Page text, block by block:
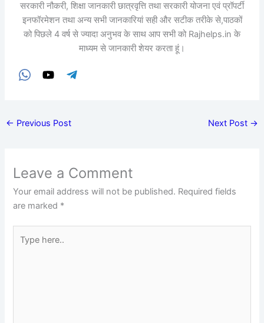
सरकारी नौकरी, शिक्षा जानकारी छात्रवृत्ति तथा सरकारी योजना एवं प्रॉपर्टी
इनफॉरमेशन तथा अन्य सभी जानकारियां सही और सटीक तरीके से,पाठकों
को पिछले 4 वर्ष से ज्यादा अनुभव के साथ आप सभी को Rajhelps.in के
माध्यम से जानकारी शेयर करता हूं।
← Previous Post Next Post →
Leave a Comment
Your email address will not be published. Required fields
are marked *
here..